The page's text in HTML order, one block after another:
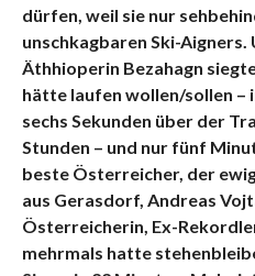
dürfen, weil sie nur
unschkagbaren Ski-
Äthhioperin Bezahagn
hätte laufen wollen/sollen
sechs Sekunden über der
Stunden – und nur fünf
beste Österreicher, der
aus Gerasdorf, Andreas
Österreicherin, Ex-
mehrmals hatte